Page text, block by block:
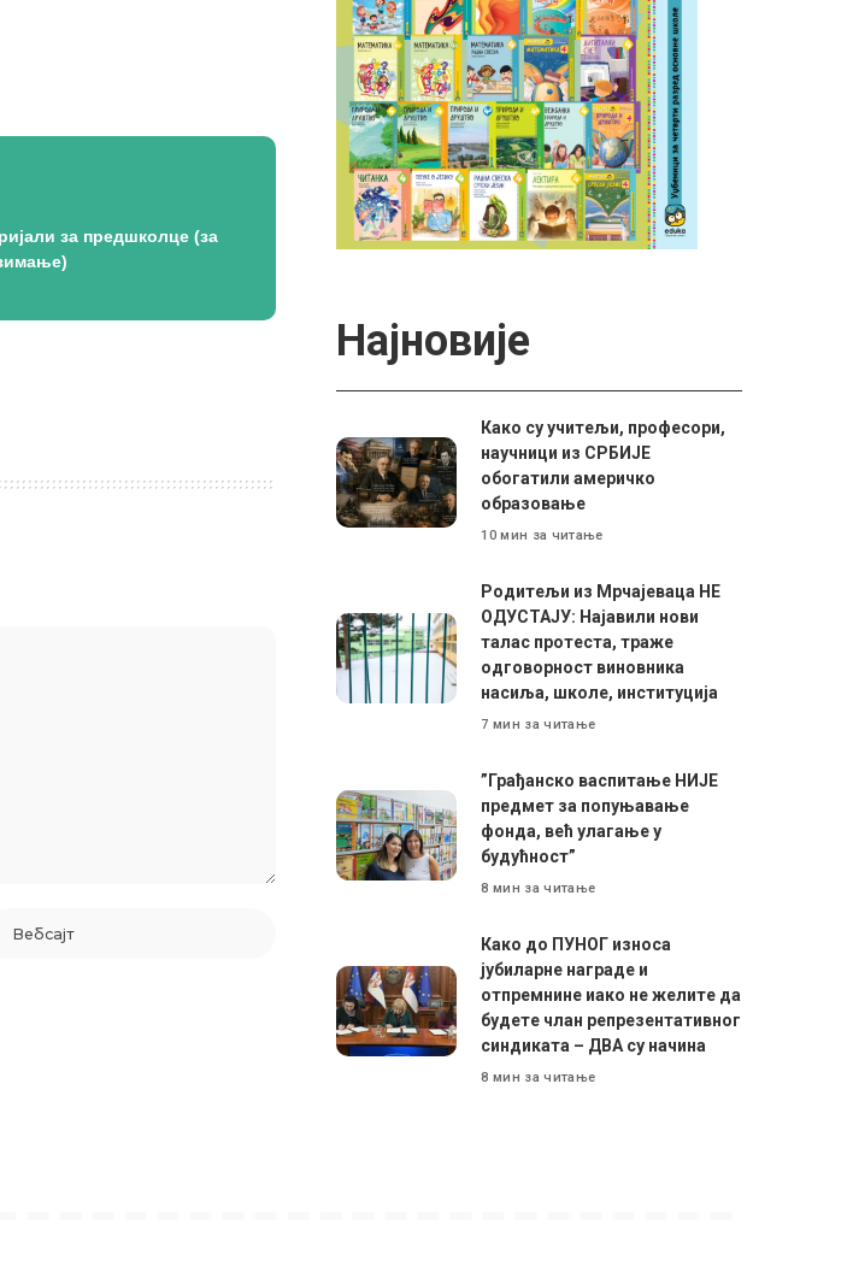
за предшколце (за
Најновије
Како су учитељи, професори,
научници из СРБИЈЕ
обогатили америчко
образовање
10 мин за читање
Родитељи из Мрчајеваца НЕ
ОДУСТАЈУ: Најавили нови
талас протеста, траже
одговорност виновника
насиља, школе, институција
7 мин за читање
”Грађанско васпитање НИЈЕ
предмет за попуњавање
фонда, већ улагање у
будућност”
8 мин за читање
Како до ПУНОГ износа
јубиларне награде и
отпремнине иако не желите да
будете члан репрезентативног
синдиката – ДВА су начина
8 мин за читање